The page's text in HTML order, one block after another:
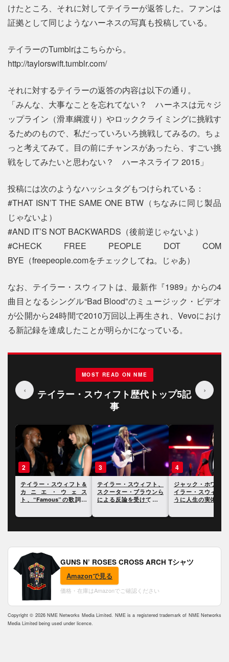
けたところ、それに対してテイラーが返答した。ファンは
証拠として同じようなハーネスの写真も投稿している。
テイラーのTumblrはこちらから。
http://taylorswift.tumblr.com/
それに対するテイラーの返答の内容は以下の通り。
「みんな、大事なことを忘れてない？ ハーネスは元々ジ
ップライン（滑車綱渡り）やロッククライミングに挑戦す
るためのもので、私だっていろいろ挑戦してみるの。ちょ
っと考えてみて。目の前にチャンスがあったら、すごい挑
戦をしてみたいと思わない？ ハーネスライフ 2015」
投稿には次のようなハッシュタグもつけられている：
#THAT ISN’T THE SAME ONE BTW（ちなみに同じ製品
じゃないよ）
#AND IT’S NOT BACKWARDS（後前逆じゃないよ）
#CHECK FREE PEOPLE DOT COM
BYE（freepeople.comをチェックしてね。じゃあ）
なお、テイラー・スウィフトは、最新作『1989』からの4
曲目となるシングル“Bad Blood”のミュージック・ビデオ
が公開から24時間で2010万回以上再生され、Vevoにおけ
る新記録を達成したことが明らかになっている。
‹
MOST READ ON NME
テイラー・スウィフト歴代トップ5記
事
›
3
テイラー・スウィフト、
スクーター・ブラウンら
による反論を受けてさら
4
ジャック・ホワイト、テ
イラー・スウィフトのよ
うに人生の実体験を歌詞
5
テイラー・スウィ
ドキュメンタリー
ー中に経験した二
GUNS N’ ROSES CROSS ARCH Tシャツ
Amazonで見る
価格・在庫はAmazonでご確認ください
Copyright © 2026 NME Networks Media Limited. NME is a registered trademark of NME Networks
Media Limited being used under licence.